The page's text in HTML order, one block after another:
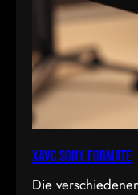
XAVC Sony Formate
Die